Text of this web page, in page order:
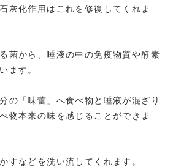
灰化作用はこれを修復してくれま
菌から、唾液の中の免疫物質や酵素
ます。
の「味蕾」へ食べ物と唾液が混ざり
物本来の味を感じることができま
すなどを洗い流してくれます。